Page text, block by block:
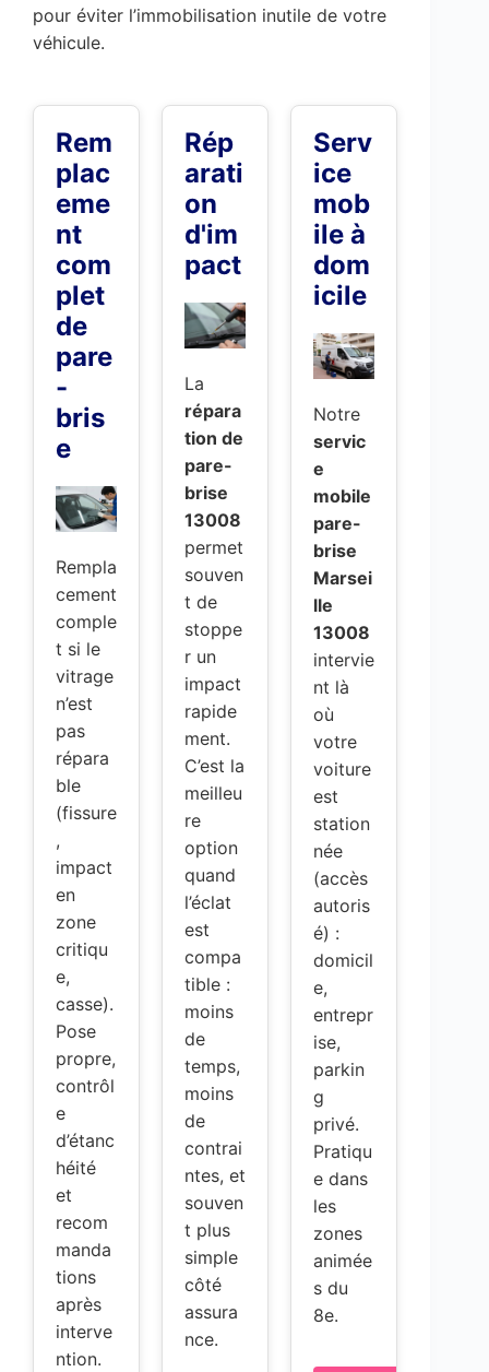
pour éviter l’immobilisation inutile de votre
véhicule.
Rem
plac
eme
nt
com
plet
de
pare
-
bris
e
Rempla
cement
comple
t si le
vitrage
n’est
pas
répara
ble
(fissure
,
impact
en
zone
critiqu
e,
casse).
Pose
propre,
contrôl
e
d’étanc
héité
et
recom
manda
tions
après
interve
ntion.
Rép
arati
on
d'im
pact
La
répara
tion de
pare-
brise
13008
permet
souven
t de
stoppe
r un
impact
rapide
ment.
C’est la
meilleu
re
option
quand
l’éclat
est
compa
tible :
moins
de
temps,
moins
de
contrai
ntes, et
souven
t plus
simple
côté
assura
nce.
Serv
ice
mob
ile à
dom
icile
Notre
servic
e
mobile
pare-
brise
Marsei
lle
13008
intervie
nt là
où
votre
voiture
est
station
née
(accès
autoris
é) :
domicil
e,
entrepr
ise,
parkin
g
privé.
Pratiqu
e dans
les
zones
animée
s du
8e.